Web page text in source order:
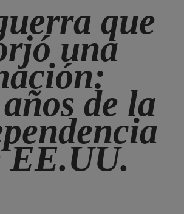
que
una
de la
EE.UU.